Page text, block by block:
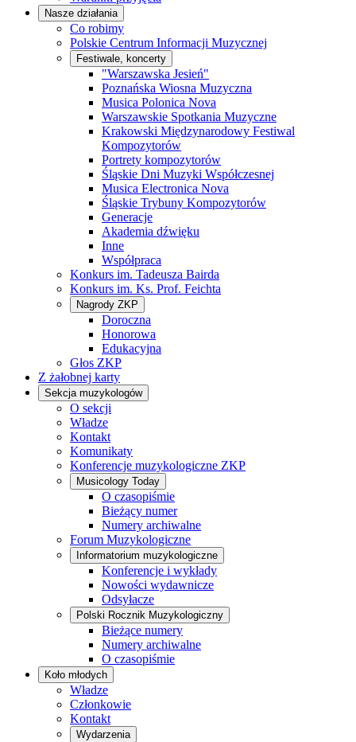
Nasze działania
Co robimy
Polskie Centrum Informacji Muzycznej
Festiwale, koncerty
"Warszawska Jesień"
Poznańska Wiosna Muzyczna
Musica Polonica Nova
Warszawskie Spotkania Muzyczne
Krakowski Międzynarodowy Festiwal
Kompozytorów
Portrety kompozytorów
Śląskie Dni Muzyki Współczesnej
Musica Electronica Nova
Śląskie Trybuny Kompozytorów
Generacje
Akademia dźwięku
Inne
Współpraca
Konkurs im. Tadeusza Bairda
Konkurs im. Ks. Prof. Feichta
Nagrody ZKP
Doroczna
Honorowa
Edukacyjna
Głos ZKP
Z żałobnej karty
Sekcja muzykologów
O sekcji
Władze
Kontakt
Komunikaty
Konferencje muzykologiczne ZKP
Musicology Today
O czasopiśmie
Bieżący numer
Numery archiwalne
Forum Muzykologiczne
Informatorium muzykologiczne
Konferencje i wykłady
Nowości wydawnicze
Odsyłacze
Polski Rocznik Muzykologiczny
Bieżące numery
Numery archiwalne
O czasopiśmie
Koło młodych
Władze
Członkowie
Kontakt
Wydarzenia